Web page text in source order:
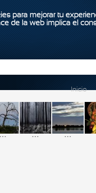
para mejorar tu
de la web implica el
Inicio
... ...